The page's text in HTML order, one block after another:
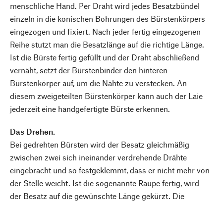
menschliche Hand. Per Draht wird jedes Besatzbündel
einzeln in die konischen Bohrungen des Bürstenkörpers
eingezogen und fixiert. Nach jeder fertig eingezogenen
Reihe stutzt man die Besatzlänge auf die richtige Länge.
Ist die Bürste fertig gefüllt und der Draht abschließend
vernäht, setzt der Bürstenbinder den hinteren
Bürstenkörper auf, um die Nähte zu verstecken. An
diesem zweigeteilten Bürstenkörper kann auch der Laie
jederzeit eine handgefertigte Bürste erkennen.
Das Drehen.
Bei gedrehten Bürsten wird der Besatz gleichmäßig
zwischen zwei sich ineinander verdrehende Drähte
eingebracht und so festgeklemmt, dass er nicht mehr von
der Stelle weicht. Ist die sogenannte Raupe fertig, wird
der Besatz auf die gewünschte Länge gekürzt. Die